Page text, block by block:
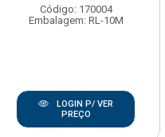
Código: 170004
Embalagem: RL-10M
LOGIN P/ VER
PREÇO